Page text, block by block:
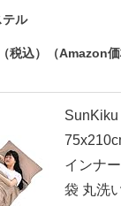
テル
税込）（Amazon価
インナ
袋 丸洗